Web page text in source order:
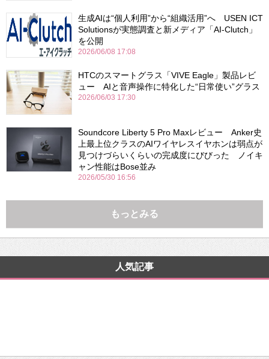
生成AIは“個人利用”から“組織活用”へ USEN ICT
Solutionsが実態調査と新メディア「AI-Clutch」
を公開
2026/06/08 17:08
HTCのスマートグラス「VIVE Eagle」製品レビ
ュー AIと音声操作に特化した“日常使い”グラス
2026/06/03 17:30
Soundcore Liberty 5 Pro Maxレビュー Anker史
上最上位クラスのAIワイヤレスイヤホンは弱点が
見つけづらいくらいの完成度にびびった ノイキ
ャン性能はBose並み
2026/05/30 16:56
もっとみる
人気記事